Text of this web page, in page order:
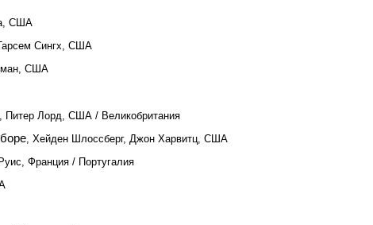
США
Сингх, США
США
, Питер Лорд, США / Великобритания
, Хейден Шлоссберг, Джон Харвитц, США
Франция / Португалия